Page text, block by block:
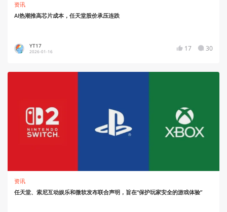
资讯
AI热潮推高芯片成本，任天堂股价承压连跌
YT17
2026-01-16 17 30
资讯
任天堂、索尼互动娱乐和微软发布联合声明，旨在“保护玩家安全的游戏体验”